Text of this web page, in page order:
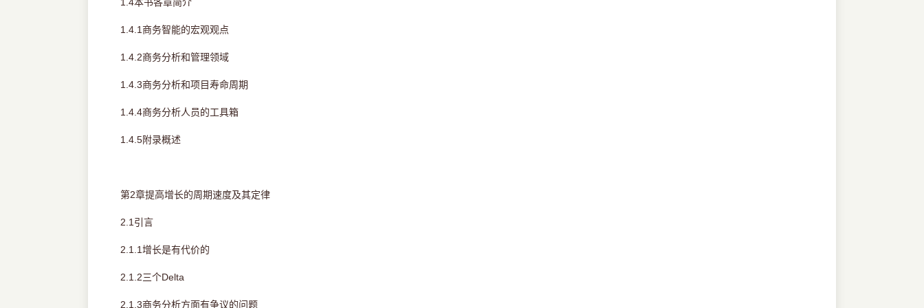
1.4.1商务智能的宏观观点
1.4.2商务分析和管理领域
1.4.3商务分析和项目寿命周期
1.4.4商务分析人员的工具箱
1.4.5附录概述
第2章提高增长的周期速度及其定律
2.1引言
2.1.1增长是有代价的
2.1.2三个Delta
2.1.3商务分析方面有争议的问题